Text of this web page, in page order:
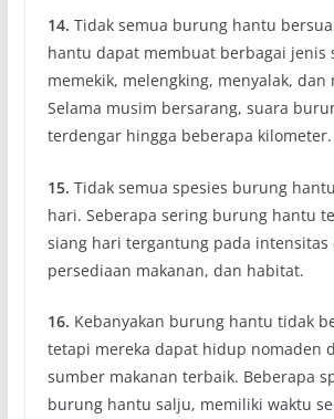
14. Tidak semua burung hantu
hantu dapat membuat berbagai jenis
memekik, melengking, menyalak, dan
Selama musim bersarang, suara
terdengar hingga beberapa kilometer.
15. Tidak semua spesies burung
hari. Seberapa sering burung hantu
siang hari tergantung pada intensitas
persediaan makanan, dan habitat.
16. Kebanyakan burung hantu tidak
tetapi mereka dapat hidup nomaden
sumber makanan terbaik. Beberapa
burung hantu salju, memiliki waktu